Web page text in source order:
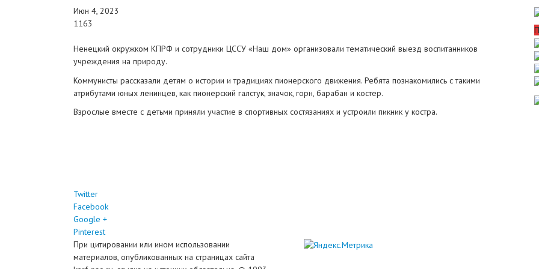
Июн 4, 2023
1163
Ненецкий окружком КПРФ и сотрудники ЦССУ «Наш дом» организовали тематический выезд воспитанников
учреждения на природу.
Коммунисты рассказали детям о истории и традициях пионерского движения. Ребята познакомились с такими
атрибутами юных ленинцев, как пионерский галстук, значок, горн, барабан и костер.
Взрослые вместе с детьми приняли участие в спортивных состязаниях и устроили пикник у костра.
Twitter
Facebook
Google +
Pinterest
При цитировании или ином использовании
материалов, опубликованных на страницах сайта